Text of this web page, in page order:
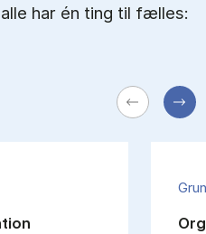
har én ting til fælles: